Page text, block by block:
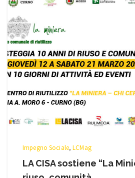
Impegno Sociale,LCMag
LA CISA sostiene “La